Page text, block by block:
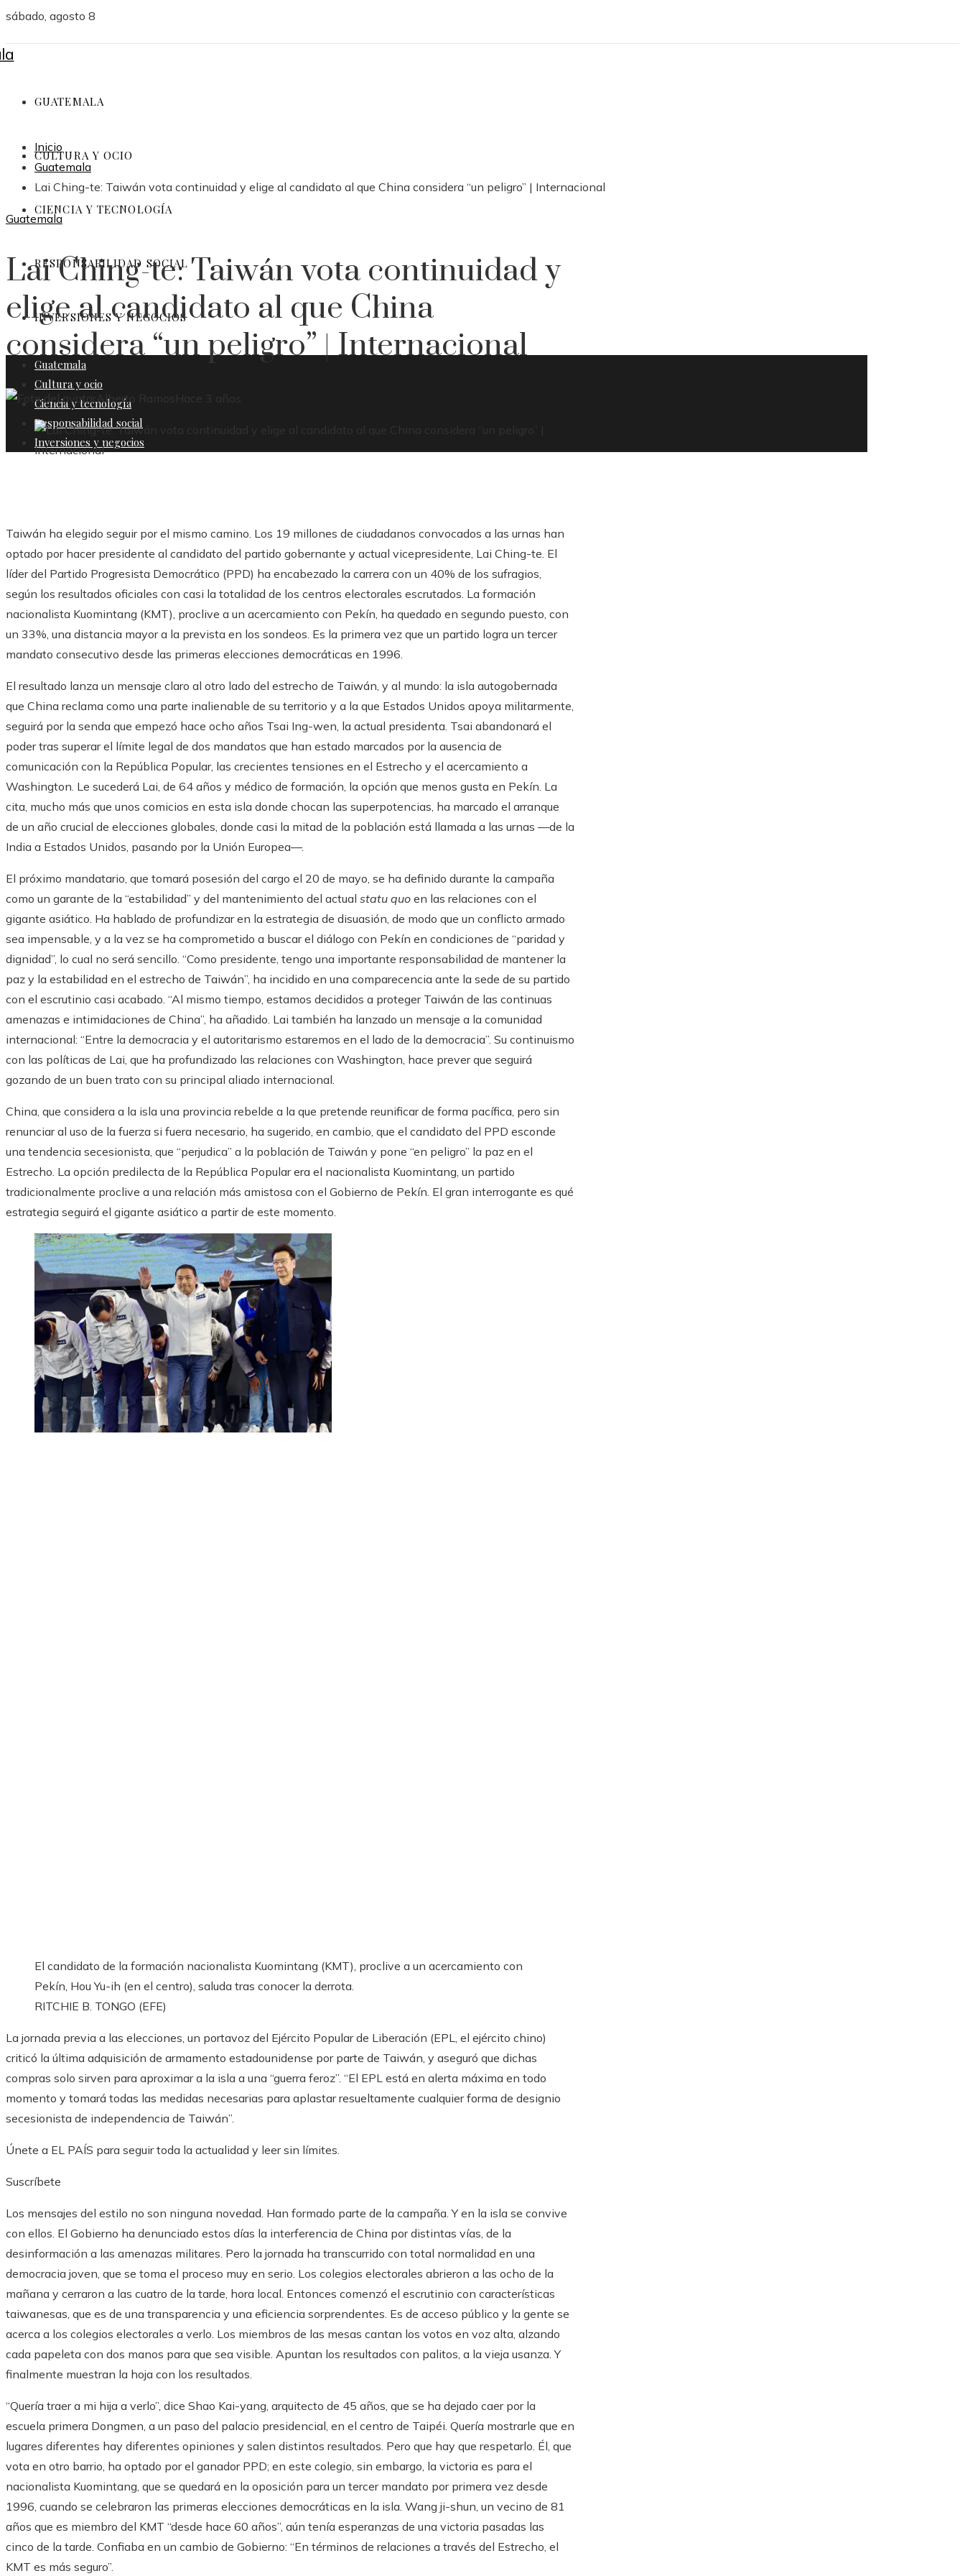
sábado, agosto 8
GUATEMALA
CULTURA Y OCIO
CIENCIA Y TECNOLOGÍA
RESPONSABILIDAD SOCIAL
INVERSIONES Y NEGOCIOS
Guatemala
Cultura y ocio
Ciencia y tecnología
Responsabilidad social
Inversiones y negocios
Inicio
Guatemala
Lai Ching-te: Taiwán vota continuidad y elige al candidato al que China considera “un peligro” | Internacional
Guatemala
Lai Ching-te: Taiwán vota continuidad y
elige al candidato al que China
considera “un peligro” | Internacional
Alberto Ramos Hace 3 años
Taiwán ha elegido seguir por el mismo camino. Los 19 millones de ciudadanos convocados a las urnas han
optado por hacer presidente al candidato del partido gobernante y actual vicepresidente, Lai Ching-te. El
líder del Partido Progresista Democrático (PPD) ha encabezado la carrera con un 40% de los sufragios,
según los resultados oficiales con casi la totalidad de los centros electorales escrutados. La formación
nacionalista Kuomintang (KMT), proclive a un acercamiento con Pekín, ha quedado en segundo puesto, con
un 33%, una distancia mayor a la prevista en los sondeos. Es la primera vez que un partido logra un tercer
mandato consecutivo desde las primeras elecciones democráticas en 1996.
El resultado lanza un mensaje claro al otro lado del estrecho de Taiwán, y al mundo: la isla autogobernada
que China reclama como una parte inalienable de su territorio y a la que Estados Unidos apoya militarmente,
seguirá por la senda que empezó hace ocho años Tsai Ing-wen, la actual presidenta. Tsai abandonará el
poder tras superar el límite legal de dos mandatos que han estado marcados por la ausencia de
comunicación con la República Popular, las crecientes tensiones en el Estrecho y el acercamiento a
Washington. Le sucederá Lai, de 64 años y médico de formación, la opción que menos gusta en Pekín. La
cita, mucho más que unos comicios en esta isla donde chocan las superpotencias, ha marcado el arranque
de un año crucial de elecciones globales, donde casi la mitad de la población está llamada a las urnas —de la
India a Estados Unidos, pasando por la Unión Europea—.
El próximo mandatario, que tomará posesión del cargo el 20 de mayo, se ha definido durante la campaña
como un garante de la “estabilidad” y del mantenimiento del actual statu quo en las relaciones con el
gigante asiático. Ha hablado de profundizar en la estrategia de disuasión, de modo que un conflicto armado
sea impensable, y a la vez se ha comprometido a buscar el diálogo con Pekín en condiciones de “paridad y
dignidad”, lo cual no será sencillo. “Como presidente, tengo una importante responsabilidad de mantener la
paz y la estabilidad en el estrecho de Taiwán”, ha incidido en una comparecencia ante la sede de su partido
con el escrutinio casi acabado. “Al mismo tiempo, estamos decididos a proteger Taiwán de las continuas
amenazas e intimidaciones de China”, ha añadido. Lai también ha lanzado un mensaje a la comunidad
internacional: “Entre la democracia y el autoritarismo estaremos en el lado de la democracia”. Su continuismo
con las políticas de Lai, que ha profundizado las relaciones con Washington, hace prever que seguirá
gozando de un buen trato con su principal aliado internacional.
China, que considera a la isla una provincia rebelde a la que pretende reunificar de forma pacífica, pero sin
renunciar al uso de la fuerza si fuera necesario, ha sugerido, en cambio, que el candidato del PPD esconde
una tendencia secesionista, que “perjudica” a la población de Taiwán y pone “en peligro” la paz en el
Estrecho. La opción predilecta de la República Popular era el nacionalista Kuomintang, un partido
tradicionalmente proclive a una relación más amistosa con el Gobierno de Pekín. El gran interrogante es qué
estrategia seguirá el gigante asiático a partir de este momento.
El candidato de la formación nacionalista Kuomintang (KMT), proclive a un acercamiento con
Pekín, Hou Yu-ih (en el centro), saluda tras conocer la derrota.
RITCHIE B. TONGO (EFE)
La jornada previa a las elecciones, un portavoz del Ejército Popular de Liberación (EPL, el ejército chino)
criticó la última adquisición de armamento estadounidense por parte de Taiwán, y aseguró que dichas
compras solo sirven para aproximar a la isla a una “guerra feroz”. “El EPL está en alerta máxima en todo
momento y tomará todas las medidas necesarias para aplastar resueltamente cualquier forma de designio
secesionista de independencia de Taiwán”.
Únete a EL PAÍS para seguir toda la actualidad y leer sin límites.
Suscríbete
Los mensajes del estilo no son ninguna novedad. Han formado parte de la campaña. Y en la isla se convive
con ellos. El Gobierno ha denunciado estos días la interferencia de China por distintas vías, de la
desinformación a las amenazas militares. Pero la jornada ha transcurrido con total normalidad en una
democracia joven, que se toma el proceso muy en serio. Los colegios electorales abrieron a las ocho de la
mañana y cerraron a las cuatro de la tarde, hora local. Entonces comenzó el escrutinio con características
taiwanesas, que es de una transparencia y una eficiencia sorprendentes. Es de acceso público y la gente se
acerca a los colegios electorales a verlo. Los miembros de las mesas cantan los votos en voz alta, alzando
cada papeleta con dos manos para que sea visible. Apuntan los resultados con palitos, a la vieja usanza. Y
finalmente muestran la hoja con los resultados.
“Quería traer a mi hija a verlo”, dice Shao Kai-yang, arquitecto de 45 años, que se ha dejado caer por la
escuela primera Dongmen, a un paso del palacio presidencial, en el centro de Taipéi. Quería mostrarle que en
lugares diferentes hay diferentes opiniones y salen distintos resultados. Pero que hay que respetarlo. Él, que
vota en otro barrio, ha optado por el ganador PPD; en este colegio, sin embargo, la victoria es para el
nacionalista Kuomintang, que se quedará en la oposición para un tercer mandato por primera vez desde
1996, cuando se celebraron las primeras elecciones democráticas en la isla. Wang ji-shun, un vecino de 81
años que es miembro del KMT “desde hace 60 años”, aún tenía esperanzas de una victoria pasadas las
cinco de la tarde. Confiaba en un cambio de Gobierno: “En términos de relaciones a través del Estrecho, el
KMT es más seguro”.